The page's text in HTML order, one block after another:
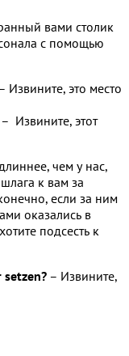
вами столик
с помощью
Извините, это место
– Извините, этот
чем у нас,
к вам за
если за ним
оказались в
подсесть к
– Извините,